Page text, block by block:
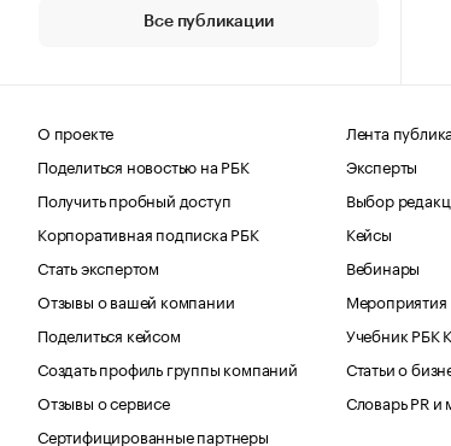
Все публикации
О проекте
Поделиться новостью на РБК
Получить пробный доступ
Корпоративная подписка РБК
Стать экспертом
Отзывы о вашей компании
Поделиться кейсом
Создать профиль группы компаний
Отзывы о сервисе
Сертифицированные партнеры
Лента
Эксперты
Выбор
Кейсы
Вебинары
Мероприятия
Учебник РБК
Статьи о
Словарь PR и